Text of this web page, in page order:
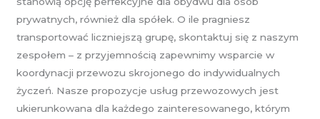
prywatnych, również dla spółek. O ile pragniesz
transportować liczniejszą grupę, skontaktuj się z naszym
zespołem – z przyjemnością zapewnimy wsparcie w
koordynacji przewozu skrojonego do indywidualnych
życzeń. Nasze propozycje usług przewozowych jest
ukierunkowana dla każdego zainteresowanego, którym